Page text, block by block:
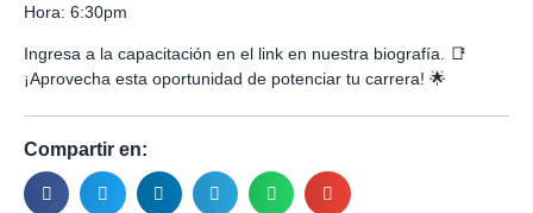
Hora: 6:30pm
Ingresa a la capacitación en el link en nuestra biografía. 📑
¡Aprovecha esta oportunidad de potenciar tu carrera! 🌟
Compartir en: